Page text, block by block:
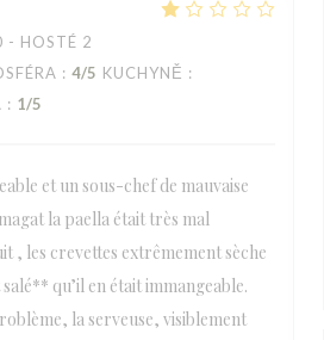
- HOSTÉ 2
: 4/5 KUCHYNĚ :
: 1/5
et un sous-chef de mauvaise
la paella était très mal
, les crevettes extrêmement sèche
qu’il en était immangeable.
la serveuse, visiblement